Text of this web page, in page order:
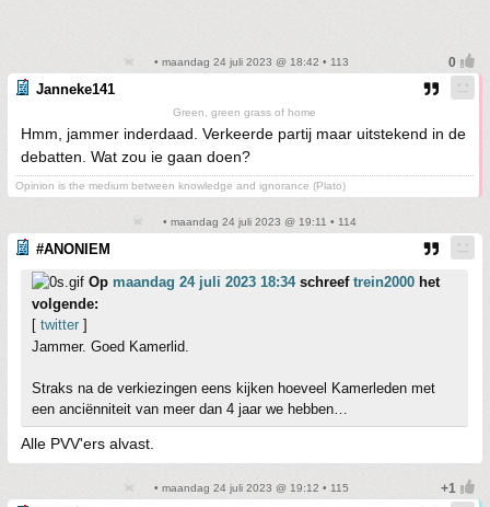
• maandag 24 juli 2023 @ 18:42 • 113
Janneke141
Green, green grass of home
Hmm, jammer inderdaad. Verkeerde partij maar uitstekend in de
debatten. Wat zou ie gaan doen?
Opinion is the medium between knowledge and ignorance (Plato)
• maandag 24 juli 2023 @ 19:11 • 114
#ANONIEM
Op maandag 24 juli 2023 18:34schreef trein2000 het
volgende:
[ twitter ]
Jammer. Goed Kamerlid.
Straks na de verkiezingen eens kijken hoeveel Kamerleden met
een anciënniteit van meer dan 4 jaar we hebben…
Alle PVV'ers alvast.
• maandag 24 juli 2023 @ 19:12 • 115